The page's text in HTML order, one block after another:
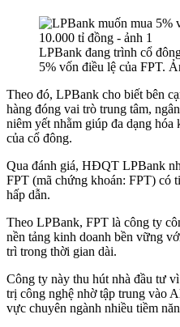
LPBank đang trình cổ
5% vốn điều lệ của FPT.
Theo đó, LPBank cho biết bên
hàng đóng vai trò trung tâm,
niêm yết nhằm giúp đa dạng
của cổ đông.
Qua đánh giá, HĐQT LPBank
FPT (mã chứng khoán: FPT) có
hấp dẫn.
Theo LPBank, FPT là công ty
nền tảng kinh doanh bền vững
trì trong thời gian dài.
Công ty này thu hút nhà đầu tư
trị công nghệ nhờ tập trung vào
vực chuyên ngành nhiều tiềm